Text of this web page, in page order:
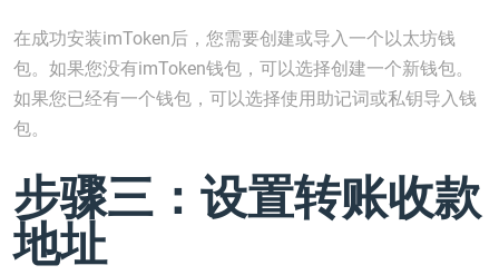
在成功安装imToken后，您需要创建或导入一个以太坊钱
包。如果您没有imToken钱包，可以选择创建一个新钱包。
如果您已经有一个钱包，可以选择使用助记词或私钥导入钱
包。
步骤三：设置转账收款
地址